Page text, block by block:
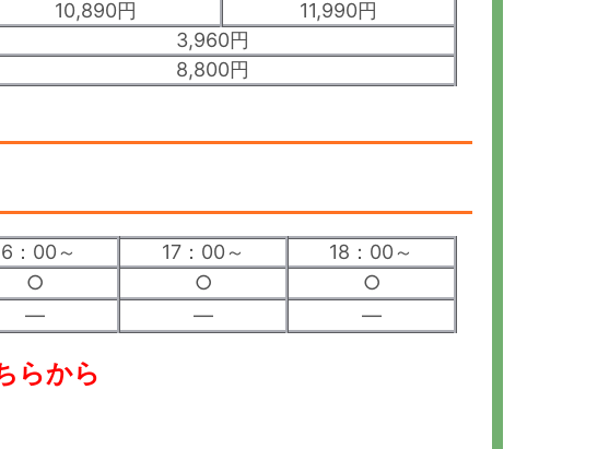
10,890円
11,990円
3,960円
8,800円
：00～ 17：00～
18：00～
○ ○
○
― ― ―
らから